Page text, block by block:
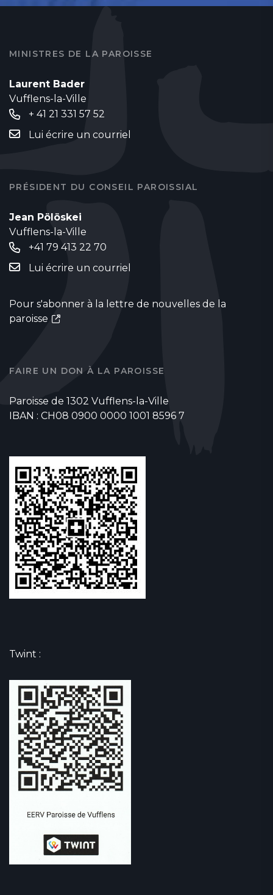
MINISTRES DE LA PAROISSE
Laurent Bader
Vufflens-la-Ville
+ 41 21 331 57 52
Lui écrire un courriel
PRÉSIDENT DU CONSEIL PAROISSIAL
Jean Pölöskei
Vufflens-la-Ville
+41 79 413 22 70
Lui écrire un courriel
Pour s'abonner à la lettre de nouvelles de la
paroisse
FAIRE UN DON À LA PAROISSE
Paroisse de 1302 Vufflens-la-Ville
IBAN : CH08 0900 0000 1001 8596 7
Twint :